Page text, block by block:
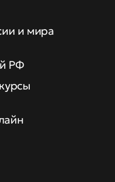
и мира
РФ